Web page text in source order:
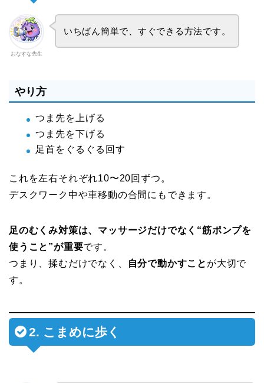
おなすな先生
いちばん簡単で、すぐできる方法です。
やり方
つま先を上げる
つま先を下げる
足首をぐるぐる回す
これを左右それぞれ10〜20回ずつ。
デスクワーク中や車移動の合間にもできます。
足のむくみ対策は、マッサージだけでなく“筋ポンプを
使うこと”が重要です。
つまり、揉むだけでなく、
自分で動かすこと が大切で
す。
2. こまめに歩く